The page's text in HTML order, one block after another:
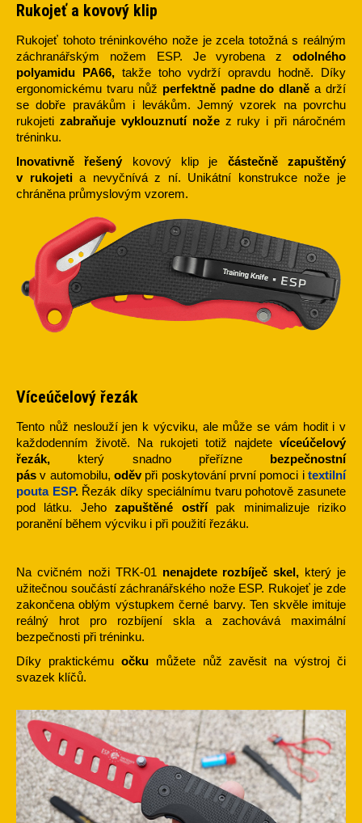
Rukojeť a kovový klip
Rukojeť tohoto tréninkového nože je zcela totožná s reálným
záchranářským nožem ESP. Je vyrobena z odolného
polyamidu PA66,takže toho vydrží opravdu hodně. Díky
ergonomickému tvaru nůž perfektně padne do dlaně a drží
se dobře pravákům i levákům. Jemný vzorek na povrchu
rukojeti zabraňuje vyklouznutí nožez ruky i při náročném
tréninku.
Inovativně řešený kovový klip je částečně zapuštěný
v rukojetia nevyčnívá z ní. Unikátní konstrukce nože je
chráněna průmyslovým vzorem.
Víceúčelový řezák
Tento nůž neslouží jen k výcviku, ale může se vám hodit i v
každodenním životě. Na rukojeti totiž najdete víceúčelový
řezák, který snadno přeřízne bezpečnostní
pás v automobilu, oděvpři poskytování první pomoci i textilní
pouta ESP.Řezák díky speciálnímu tvaru pohotově zasunete
pod látku. Jehozapuštěné ostřípak minimalizuje riziko
poranění během výcviku i při použití řezáku.
Na cvičném noži TRK-01 nenajdete rozbíječ skel, který je
užitečnou součástí záchranářského nože ESP. Rukojeť je zde
zakončena oblým výstupkem černé barvy. Ten skvěle imituje
reálný hrot pro rozbíjení skla a zachovává maximální
bezpečnosti při tréninku.
Díky praktickému očkumůžete nůž zavěsit na výstroj či
svazek klíčů.